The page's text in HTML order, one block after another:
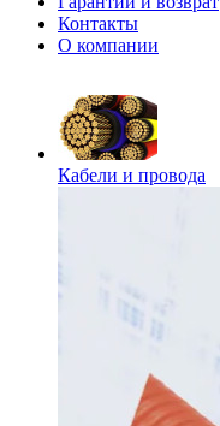
Контакты
О компании
Кабели и провода